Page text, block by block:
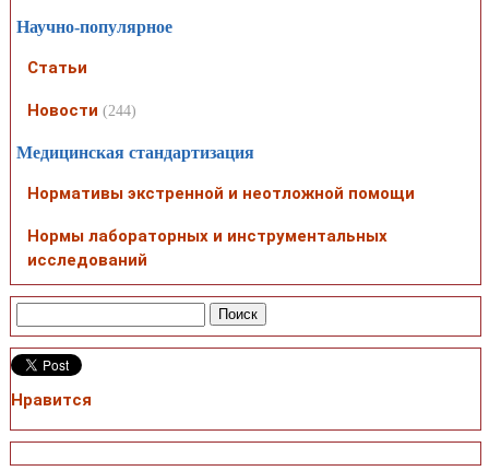
Научно-популярное
Статьи
Новости (244)
Медицинская стандартизация
Нормативы экстренной и неотложной помощи
Нормы лабораторных и инструментальных
исследований
Нравится